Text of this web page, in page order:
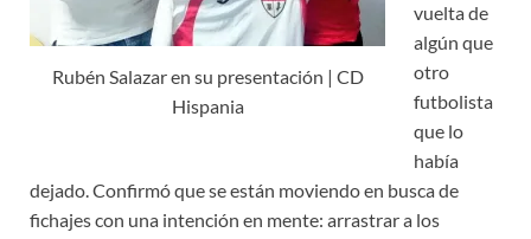
Rubén Salazar en su presentación | CD
Hispania
vuelta de
algún que
otro
futbolista
que lo
había
dejado. Confirmó que se están moviendo en busca de
fichajes con una intención en mente: arrastrar a los